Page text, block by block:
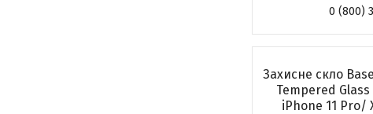
0 (800)
Захисне скло
Tempered
iPhone 11 Pro/